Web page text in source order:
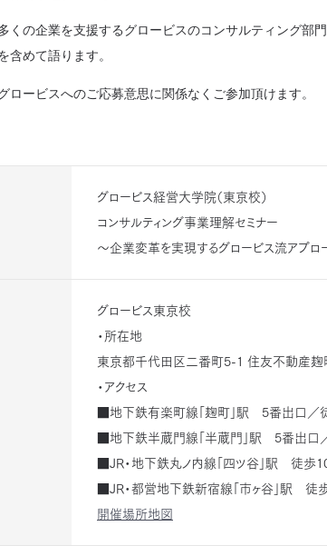
くの企業を支援するグロービスのコンサルティング部
含めて語ります。
ロービスへのご応募意思に関係なくご参加頂けます。
グロービス経営大学院（東京校）
コンサルティング事業理解セミナー
～企業変革を実現するグロービス流アプロ
グロービス東京校
・所在地
東京都千代田区二番町5-1 住友不動産麹
・アクセス
■地下鉄有楽町線「麹町」駅 5番出口／
■地下鉄半蔵門線「半蔵門」駅 5番出口
■JR・地下鉄丸ノ内線「四ツ谷」駅 徒歩
■JR・都営地下鉄新宿線「市ヶ谷」駅 徒
開催場所地図